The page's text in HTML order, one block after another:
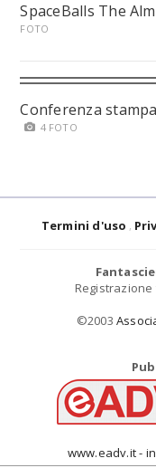
SpaceBalls The
FOTO
Conferenza
4 FOTO
Termini d'uso
©2003
www.eadv.it -